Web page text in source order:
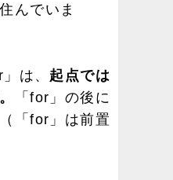
んでいま
は、 起点では
「for」の後に
「for」は前置